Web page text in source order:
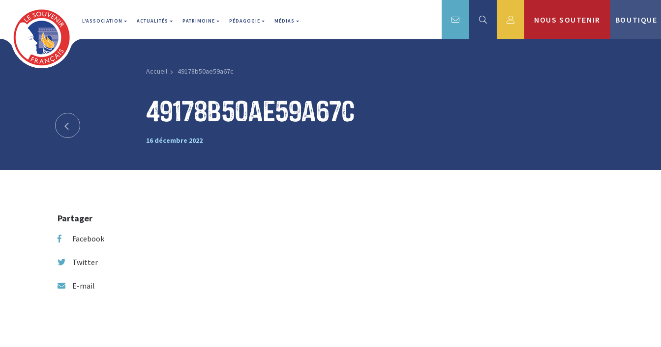
L'ASSOCIATION ACTUALITÉS PATRIMOINE PÉDAGOGIE MÉDIAS NOUS SOUTENIR BOUTIQUE
Accueil 49178b50ae59a67c
49178b50ae59a67c
16 décembre 2022
Partager
Facebook
Twitter
E-mail